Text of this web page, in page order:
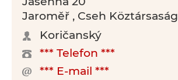
Jaroměř , Cseh Köztársaság
Koričanský
*** Telefon ***
*** E-mail ***